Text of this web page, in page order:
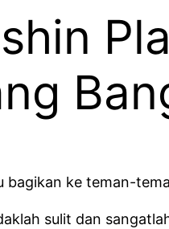
ke teman-
sulit dan